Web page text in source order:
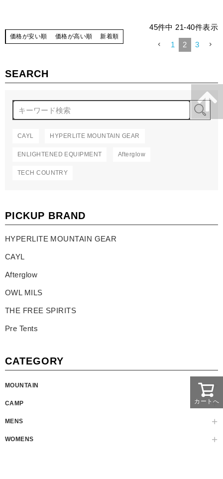
SEARCH
CAYL HYPERLITE MOUNTAIN GEAR
ENLIGHTENED EQUIPMENT Afterglow
TECH COUNTRY
PICKUP BRAND
HYPERLITE MOUNTAIN GEAR
CAYL
Afterglow
OWL MILS
THE FREE SPIRITS
Pre Tents
CATEGORY
MOUNTAIN
CAMP
MENS
WOMENS
価格が安い順 価格が高い順 新着順
45件中 21-40件表示
1 2 3
カートへ